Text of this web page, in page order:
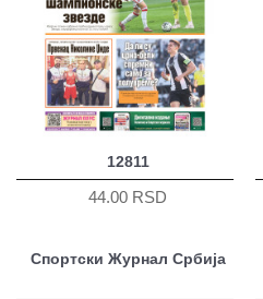
12811
44.00 RSD
Спортски Журнал Србија